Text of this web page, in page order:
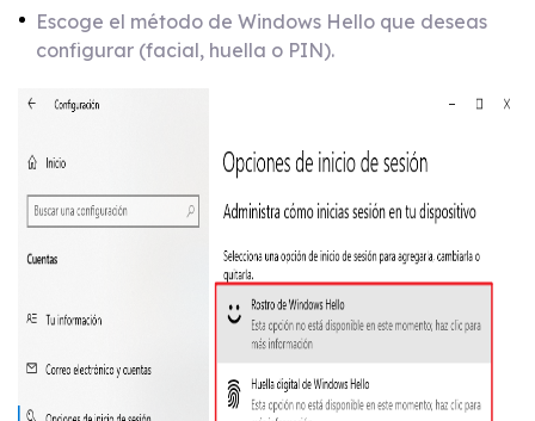
Escoge el método de Windows Hello que deseas
configurar (facial, huella o PIN).